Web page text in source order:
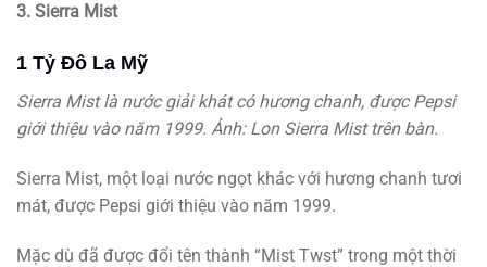
3. Sierra Mist
1 Tỷ Đô La Mỹ
Sierra Mist là nước giải khát có hương chanh, được Pepsi
giới thiệu vào năm 1999. Ảnh: Lon Sierra Mist trên bàn.
Sierra Mist, một loại nước ngọt khác với hương chanh tươi
mát, được Pepsi giới thiệu vào năm 1999.
Mặc dù đã được đổi tên thành “Mist Twst” trong một thời